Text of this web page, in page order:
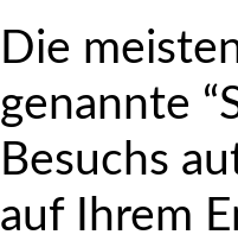
Die
genannte
Besuchs
auf Ihrem